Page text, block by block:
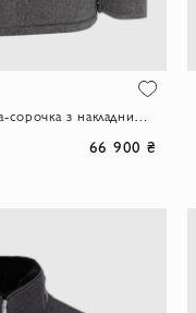
66 900 ₴